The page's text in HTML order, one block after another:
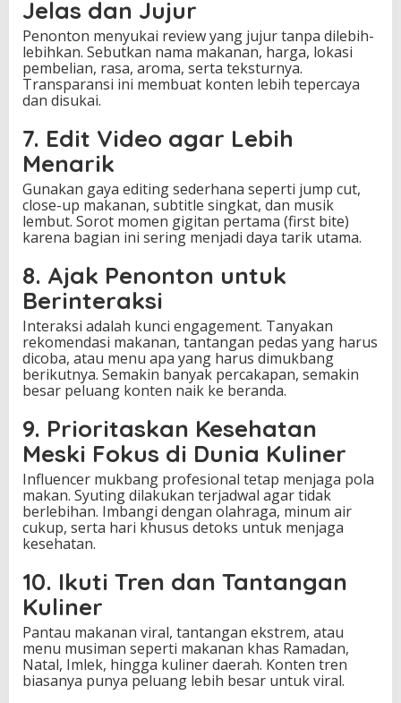
Jelas dan Jujur
Penonton menyukai review yang jujur tanpa dilebih-
lebihkan. Sebutkan nama makanan, harga, lokasi
pembelian, rasa, aroma, serta teksturnya.
Transparansi ini membuat konten lebih tepercaya
dan disukai.
7. Edit Video agar Lebih
Menarik
Gunakan gaya editing sederhana seperti jump cut,
close-up makanan, subtitle singkat, dan musik
lembut. Sorot momen gigitan pertama (first bite)
karena bagian ini sering menjadi daya tarik utama.
8. Ajak Penonton untuk
Berinteraksi
Interaksi adalah kunci engagement. Tanyakan
rekomendasi makanan, tantangan pedas yang harus
dicoba, atau menu apa yang harus dimukbang
berikutnya. Semakin banyak percakapan, semakin
besar peluang konten naik ke beranda.
9. Prioritaskan Kesehatan
Meski Fokus di Dunia Kuliner
Influencer mukbang profesional tetap menjaga pola
makan. Syuting dilakukan terjadwal agar tidak
berlebihan. Imbangi dengan olahraga, minum air
cukup, serta hari khusus detoks untuk menjaga
kesehatan.
10. Ikuti Tren dan Tantangan
Kuliner
Pantau makanan viral, tantangan ekstrem, atau
menu musiman seperti makanan khas Ramadan,
Natal, Imlek, hingga kuliner daerah. Konten tren
biasanya punya peluang lebih besar untuk viral.